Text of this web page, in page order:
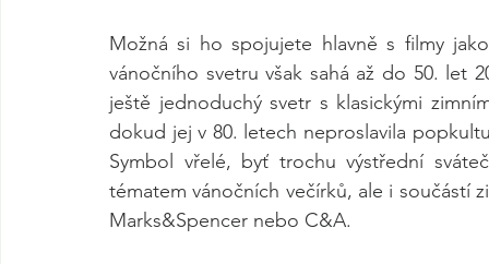
Možná si ho spojujete hlavně s filmy
vánočního svetru však sahá až do 50. let
ještě jednoduchý svetr s klasickými
dokud jej v 80. letech neproslavila
Symbol vřelé, byť trochu výstřední
tématem vánočních večírků, ale i součástí
Marks&Spencer nebo C&A.